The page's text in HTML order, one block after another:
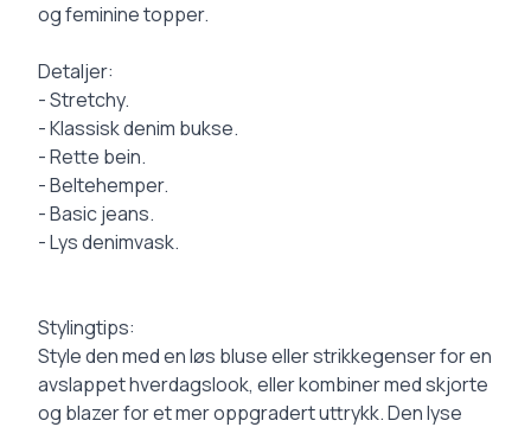
og feminine topper.
Detaljer:
- Stretchy.
- Klassisk denim bukse.
- Rette bein.
- Beltehemper.
- Basic jeans.
- Lys denimvask.
Stylingtips:
Style den med en løs bluse eller strikkegenser for en
avslappet hverdagslook, eller kombiner med skjorte
og blazer for et mer oppgradert uttrykk. Den lyse